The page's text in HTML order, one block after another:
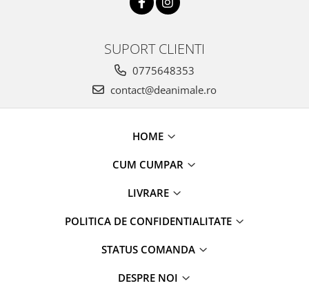
SUPORT CLIENTI
0775648353
contact@deanimale.ro
HOME
CUM CUMPAR
LIVRARE
POLITICA DE CONFIDENTIALITATE
STATUS COMANDA
DESPRE NOI